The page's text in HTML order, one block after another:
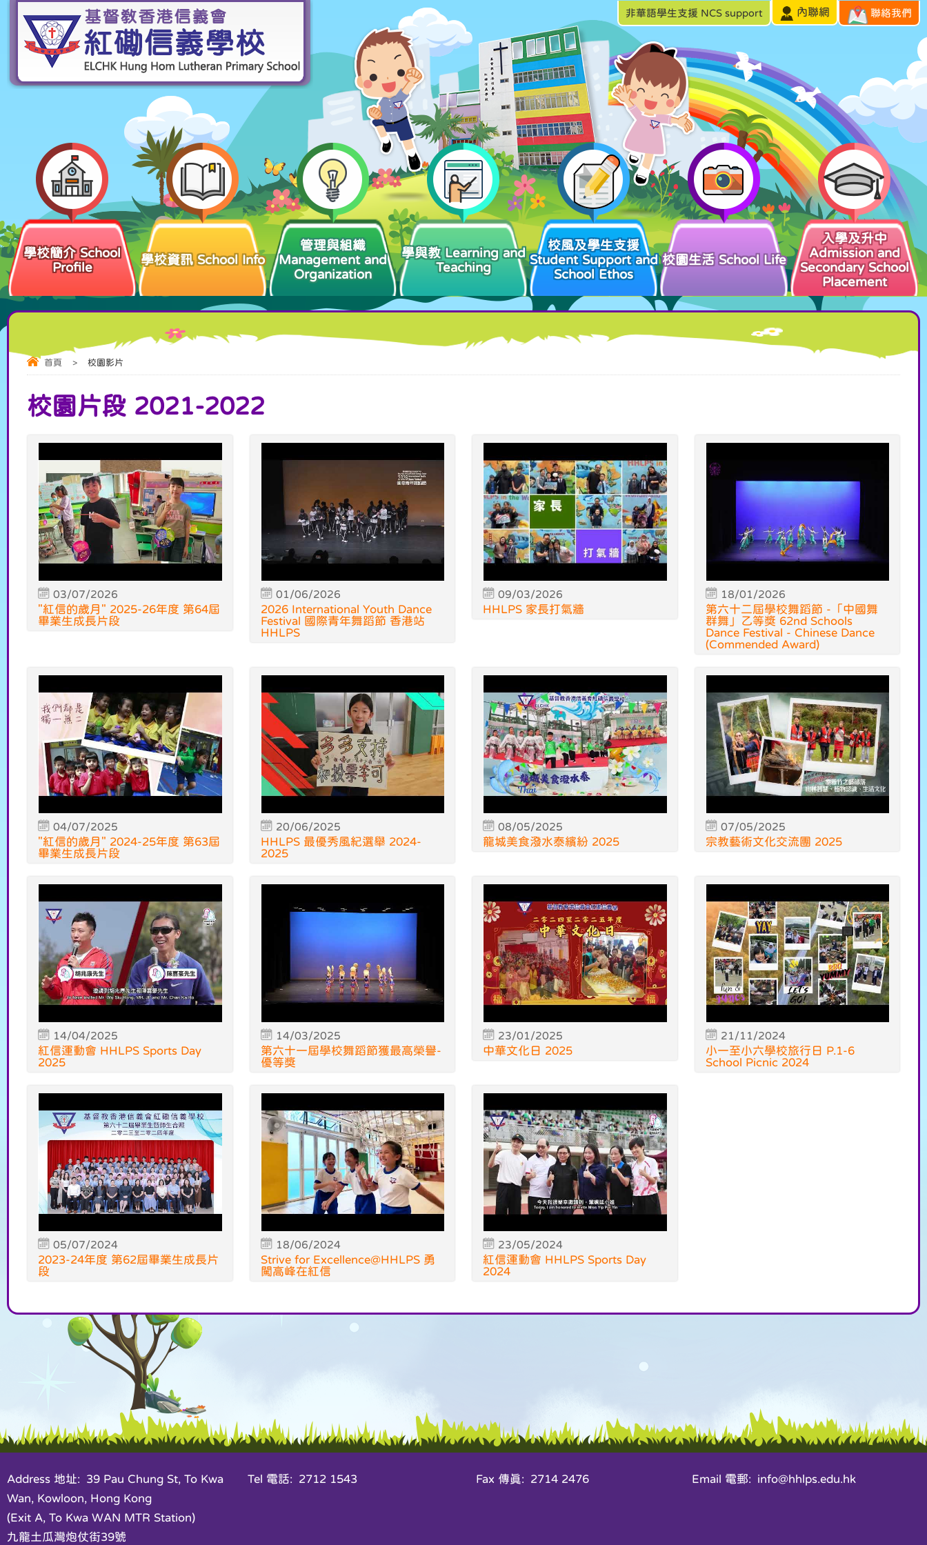
非華語學生支援 NCS support 內聯網 聯絡我們
學校簡介 School
Profile
學校資訊 School Info
管理與組織
Management and
Organization
學與教 Learning and
Teaching
校風及學生支援
Student Support and
School Ethos
校園生活 School Life
入學及升中
Admission and
Secondary School
Placement
首頁 > 校園影片
校園片段 2021-2022
03/07/2026
"紅信的歲月" 2025-26年度 第64屆
畢業生成長片段
01/06/2026
2026 International Youth Dance
Festival 國際青年舞蹈節 香港站
HHLPS
09/03/2026
HHLPS 家長打氣牆
18/01/2026
第六十二屆學校舞蹈節 -「中國舞
群舞」乙等獎 62nd Schools
Dance Festival - Chinese Dance
(Commended Award)
04/07/2025
"紅信的歲月" 2024-25年度 第63屆
畢業生成長片段
20/06/2025
HHLPS 最優秀風紀選舉 2024-
2025
08/05/2025
龍城美食潑水泰繽紛 2025
07/05/2025
宗教藝術文化交流團 2025
14/04/2025
紅信運動會 HHLPS Sports Day
2025
14/03/2025
第六十一屆學校舞蹈節獲最高榮譽-
優等獎
23/01/2025
中華文化日 2025
21/11/2024
小一至小六學校旅行日 P.1-6
School Picnic 2024
05/07/2024
2023-24年度 第62屆畢業生成長片
段
18/06/2024
Strive for Excellence@HHLPS 勇
闖高峰在紅信
23/05/2024
紅信運動會 HHLPS Sports Day
2024
Address 地址: 39 Pau Chung St, To Kwa
Wan, Kowloon, Hong Kong
(Exit A, To Kwa WAN MTR Station)
九龍土瓜灣炮仗街39號
Tel 電話: 2712 1543 Fax 傳真: 2714 2476 Email 電郵: info@hhlps.edu.hk